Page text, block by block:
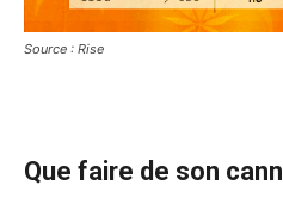
Source : Rise
Que faire de son